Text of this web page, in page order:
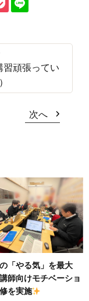
習頑張ってい
次へ
「やる気」を最大
師向けモチベーショ
を実施